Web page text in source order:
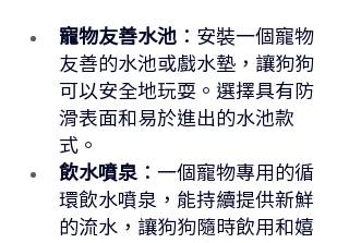
寵物友善水池 ：安裝一個寵物
友善的水池或戲水墊，讓狗狗
可以安全地玩耍。選擇具有防
滑表面和易於進出的水池款
式。
飲水噴泉 ：一個寵物專用的循
環飲水噴泉，能持續提供新鮮
的流水，讓狗狗隨時飲用和嬉